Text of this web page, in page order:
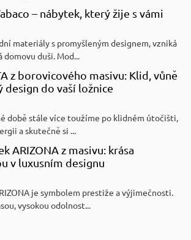
– nábytek, který žije s vámi
materiály s promyšleným designem, vzniká
domovu duši. Mod...
z borovicového masivu: Klid, vůně
design do vaší ložnice
době stále více toužíme po klidném útočišti,
a skutečně si ...
ARIZONA z masivu: krása
v luxusním designu
je symbolem prestiže a výjimečnosti.
vysokou odolnost...